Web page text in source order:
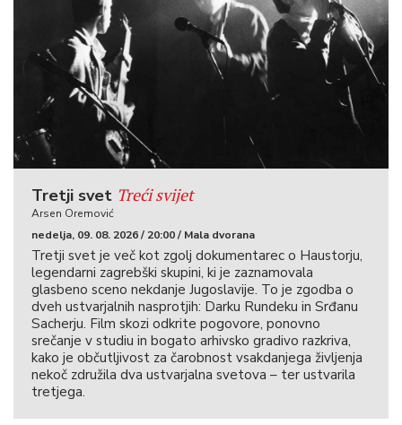
Tretji svet Treći svijet
Arsen Oremović
nedelja, 09. 08. 2026 / 20:00 / Mala dvorana
Tretji svet je več kot zgolj dokumentarec o Haustorju,
legendarni zagrebški skupini, ki je zaznamovala
glasbeno sceno nekdanje Jugoslavije. To je zgodba o
dveh ustvarjalnih nasprotjih: Darku Rundeku in Srđanu
Sacherju. Film skozi odkrite pogovore, ponovno
srečanje v studiu in bogato arhivsko gradivo razkriva,
kako je občutljivost za čarobnost vsakdanjega življenja
nekoč združila dva ustvarjalna svetova – ter ustvarila
tretjega.